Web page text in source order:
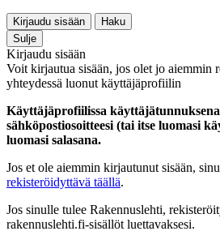
Kirjaudu sisään
Haku
Sulje
Kirjaudu sisään
Voit kirjautua sisään, jos olet jo aiemmin
yhteydessä luonut käyttäjäprofiilin
Käyttäjäprofiilissa
sähköpostiosoitteesi (tai itse luomasi
luomasi salasana.
Jos et ole aiemmin kirjautunut sisään,
rekisteröidyttävä täällä.
Jos sinulle tulee Rakennuslehti,
rakennuslehti.fi-sisällöt luettavaksesi.